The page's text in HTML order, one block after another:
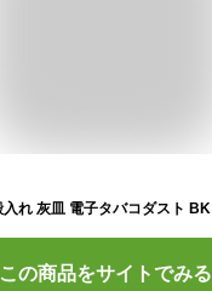
この商品をサイトでみる